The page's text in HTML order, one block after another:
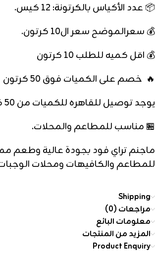
📦 عدد الأكياس بالكرتونة: 12 كيس.
💰 سعرالموضح سعر ال10 كرتون.
💰 اقل كميه للطلب 10 كرتون
🔥 خصم على الكميات فوق 50 كرتون
يوجد توصيل للقاهره للكميات من 50 كرتون فيما فوق
🏪 مناسب للمطاعم والمحلات.
ماجنم تراي فود بجودة عالية وطعم
للمطاعم والكافيهات ومحلات
Shipping
مراجعات (0)
معلومات البائع
المزيد من المنتجات
Product Enquiry